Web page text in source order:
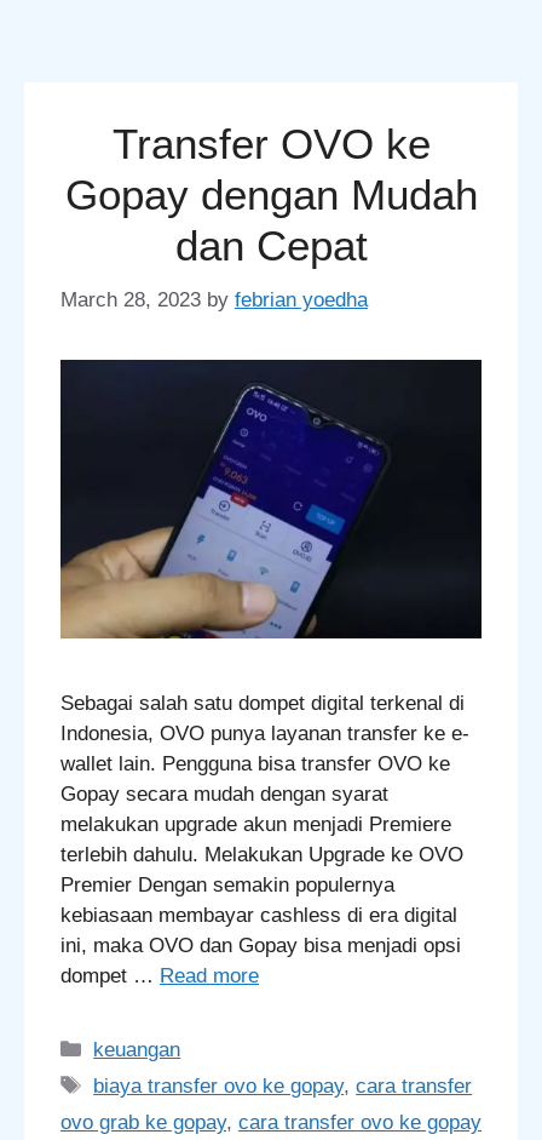
Transfer OVO ke
Gopay dengan Mudah
dan Cepat
March 28, 2023 by febrian yoedha
Sebagai salah satu dompet digital terkenal di
Indonesia, OVO punya layanan transfer ke e-
wallet lain. Pengguna bisa transfer OVO ke
Gopay secara mudah dengan syarat
melakukan upgrade akun menjadi Premiere
terlebih dahulu. Melakukan Upgrade ke OVO
Premier Dengan semakin populernya
kebiasaan membayar cashless di era digital
ini, maka OVO dan Gopay bisa menjadi opsi
dompet … Read more
Categories
keuangan
Tags
biaya transfer ovo ke gopay,cara transfer
ovo grab ke gopay, cara transfer ovo ke gopay